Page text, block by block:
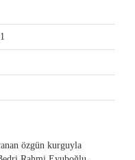
özgün kurguyla